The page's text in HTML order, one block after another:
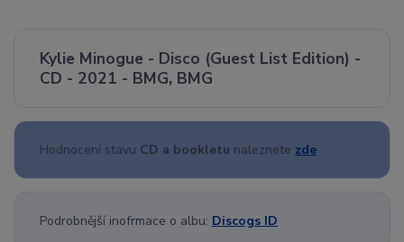
Kylie Minogue - Disco (Guest List Edition) -
CD - 2021 - BMG, BMG
Hodnocení stavu CD a bookletu naleznete zde
Podrobnější inofrmace o albu: Discogs ID